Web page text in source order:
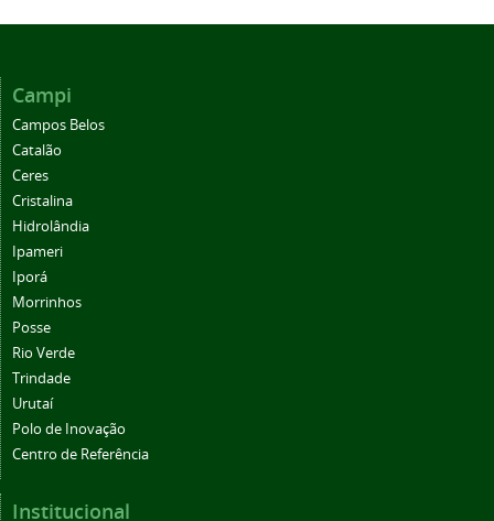
Campi
Campos Belos
Catalão
Ceres
Cristalina
Hidrolândia
Ipameri
Iporá
Morrinhos
Posse
Rio Verde
Trindade
Urutaí
Polo de Inovação
Centro de Referência
Institucional